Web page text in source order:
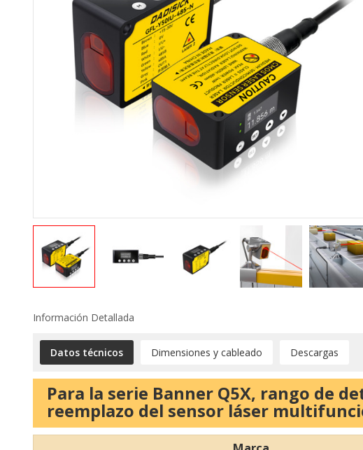
Información Detallada
Datos técnicos Dimensiones y cableado Descargas
Para la serie Banner Q5X, rango de
reemplazo del sensor láser